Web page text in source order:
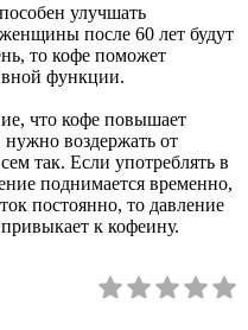
улучшать
после 60 лет будут
то кофе поможет
функции.
что кофе повышает
воздержать от
так. Если употреблять в
поднимается временно,
постоянно, то давление
к кофеину.